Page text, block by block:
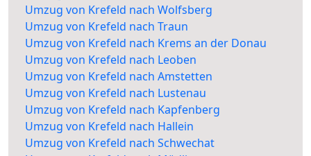
Umzug von Krefeld nach Wolfsberg
Umzug von Krefeld nach Traun
Umzug von Krefeld nach Krems an der Donau
Umzug von Krefeld nach Leoben
Umzug von Krefeld nach Amstetten
Umzug von Krefeld nach Lustenau
Umzug von Krefeld nach Kapfenberg
Umzug von Krefeld nach Hallein
Umzug von Krefeld nach Schwechat